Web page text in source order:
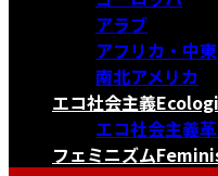
アラブ
アフリカ・中東
南北アメリカ
エコ社会主義
エコ社会主義
フェミニズム